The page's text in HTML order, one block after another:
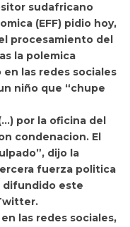
sudafricano
(EFF) pidio hoy,
procesamiento del
la polemica
las redes sociales
niño que “chupe
por la oficina del
condenacion. El
dijo la
fuerza politica
difundido este
las redes sociales,